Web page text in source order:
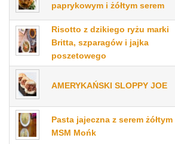
paprykowym i żółtym serem
Risotto z dzikiego ryżu marki
Britta, szparagów i jajka
poszetowego
AMERYKAŃSKI SLOPPY JOE
Pasta jajeczna z serem żółtym
MSM Mońk